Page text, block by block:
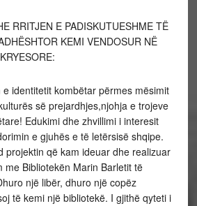
RRITJEN E PADISKUTUESHME TË
KEMI VENDOSUR NË
identitetit kombëtar përmes mësimit
së prejardhjes,njohja e trojeve
Edukimi dhe zhvillimi i interesit
e gjuhës e të letërsisë shqipe.
projektin që kam ideuar dhe realizuar
me Bibliotekën Marin Barletit të
një libër, dhuro një copëz
të kemi një bibliotekë. I gjithë qyteti i